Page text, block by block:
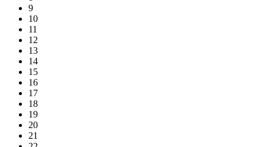
9
10
11
12
13
14
15
16
17
18
19
20
21